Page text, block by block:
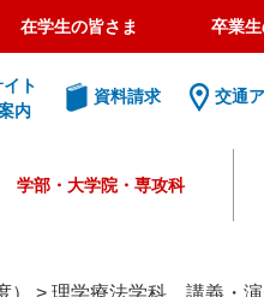
在学生の皆さま 卒業
ト
内
資料請求 交通
学部・大学院・専攻科
> 理学療法学科 講義・